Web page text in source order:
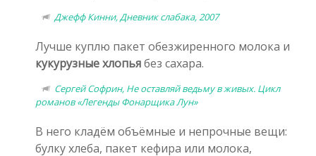
Джефф Кинни, Дневник слабака, 2007
Лучше куплю пакет обезжиренного молока и
кукурузные хлопьябез сахара.
Сергей Софрин, Не оставляй ведьму в живых. Цикл
романов «Легенды Фонарщика Лун»
В него кладём объёмные и непрочные вещи:
булку хлеба, пакет кефира или молока,